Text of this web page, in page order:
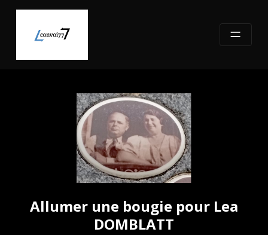
content
Allumer une bougie pour Lea
DOMBLATT